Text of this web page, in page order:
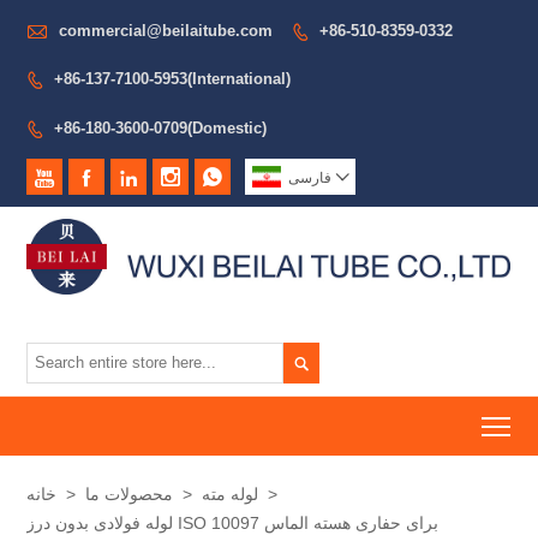
 commercial@beilaitube.com  +86-510-8359-0332
 +86-137-7100-5953(International)
 +86-180-3600-0709(Domestic)
     فارسی 

خانه > محصولات ما > لوله مته >
لوله فولادی بدون درز ISO 10097 برای حفاری هسته الماس